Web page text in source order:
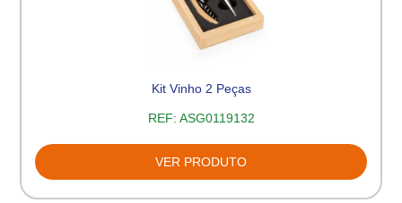
Kit Vinho 2 Peças
REF: ASG0119132
VER PRODUTO